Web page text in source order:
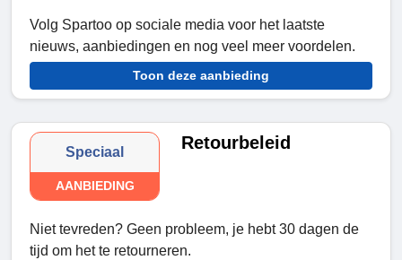
Volg Spartoo op sociale media voor het laatste
nieuws, aanbiedingen en nog veel meer voordelen.
Toon deze aanbieding
Speciaal
AANBIEDING
Retourbeleid
Niet tevreden? Geen probleem, je hebt 30 dagen de
tijd om het te retourneren.